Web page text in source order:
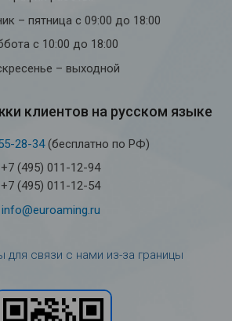
– пятница с 09:00 до 18:00
с 10:00 до 18:00
– выходной
кли­ен­тов на рус­ском языке
28-34(бесплатно по РФ)
+7 (495) 011-12-94
+7 (495) 011-12-54
info@euroaming.ru
связи с нами из-за границы